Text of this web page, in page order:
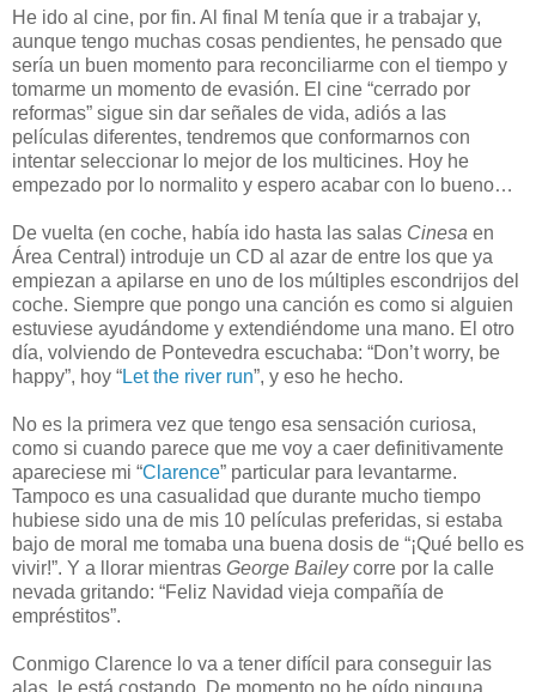
He ido al cine, por fin. Al final M tenía que ir a trabajar y,
aunque tengo muchas cosas pendientes, he pensado que
sería un buen momento para reconciliarme con el tiempo y
tomarme un momento de evasión. El cine “cerrado por
reformas” sigue sin dar señales de vida, adiós a las
películas diferentes, tendremos que conformarnos con
intentar seleccionar lo mejor de los multicines. Hoy he
empezado por lo normalito y espero acabar con lo bueno…
De vuelta (en coche, había ido hasta las salas Cinesa en
Área Central) introduje un CD al azar de entre los que ya
empiezan a apilarse en uno de los múltiples escondrijos del
coche. Siempre que pongo una canción es como si alguien
estuviese ayudándome y extendiéndome una mano. El otro
día, volviendo de Pontevedra escuchaba: “Don’t worry, be
happy”, hoy “Let the river run”, y eso he hecho.
No es la primera vez que tengo esa sensación curiosa,
como si cuando parece que me voy a caer definitivamente
apareciese mi “Clarence” particular para levantarme.
Tampoco es una casualidad que durante mucho tiempo
hubiese sido una de mis 10 películas preferidas, si estaba
bajo de moral me tomaba una buena dosis de “¡Qué bello es
vivir!”. Y a llorar mientras George Baileycorre por la calle
nevada gritando: “Feliz Navidad vieja compañía de
empréstitos”.
Conmigo Clarence lo va a tener difícil para conseguir las
alas, le está costando. De momento no he oído ninguna